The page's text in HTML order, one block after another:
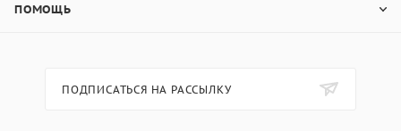
ПОМОЩЬ
ПОДПИСАТЬСЯ НА РАССЫЛКУ